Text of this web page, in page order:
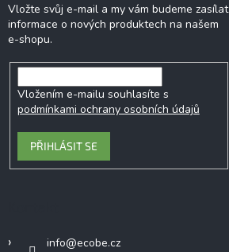
Vložte svůj e-mail a my vám budeme zasílat
informace o nových produktech na našem
e-shopu.
Vložením e-mailu souhlasíte s
podmínkami ochrany osobních údajů
PŘIHLÁSIT SE
info@ecobe.cz